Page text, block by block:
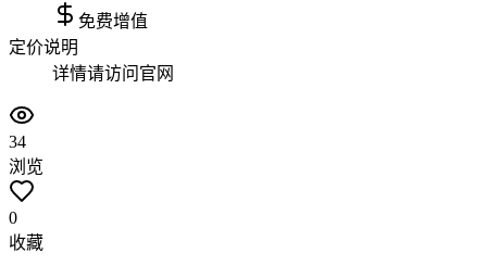
免费增值
定价说明
详情请访问官网
34
浏览
0
收藏